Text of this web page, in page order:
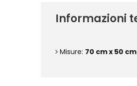
Informazioni
Misure: 70 cm x 50 cm